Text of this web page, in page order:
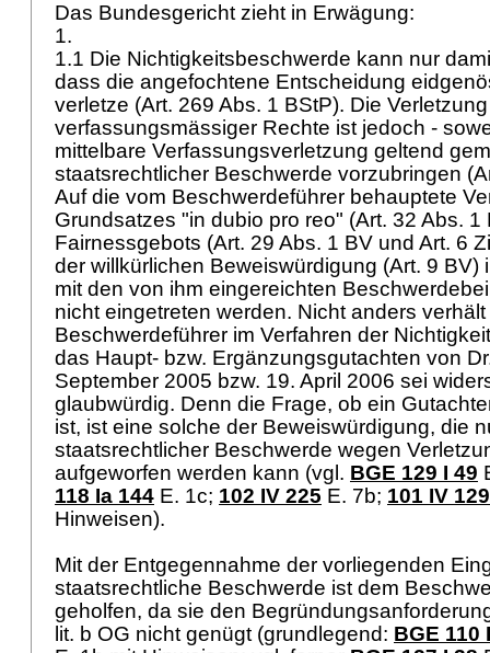
Das Bundesgericht zieht in Erwägung:
1.
1.1 Die Nichtigkeitsbeschwerde kann nur
dass die angefochtene Entscheidung
verletze (Art. 269 Abs. 1 BStP). Die Verletzung
verfassungsmässiger Rechte ist jedoch -
mittelbare Verfassungsverletzung geltend
staatsrechtlicher Beschwerde vorzubringen (
Auf die vom Beschwerdeführer behauptete
Grundsatzes "in dubio pro reo" (Art. 32 Abs. 1
Fairnessgebots (Art. 29 Abs. 1 BV und Art. 6
der willkürlichen Beweiswürdigung (Art. 9 BV)
mit den von ihm eingereichten
nicht eingetreten werden. Nicht anders
Beschwerdeführer im Verfahren der
das Haupt- bzw. Ergänzungsgutachten von
September 2005 bzw. 19. April 2006 sei
glaubwürdig. Denn die Frage, ob ein
ist, ist eine solche der Beweiswürdigung, die
staatsrechtlicher Beschwerde wegen
aufgeworfen werden kann (vgl. BGE 129 I 49
118 Ia 144 E. 1c; 102 IV 225 E. 7b; 101 IV 129
Hinweisen).
Mit der Entgegennahme der vorliegenden
staatsrechtliche Beschwerde ist dem
geholfen, da sie den
lit. b OG nicht genügt (grundlegend: BGE 110